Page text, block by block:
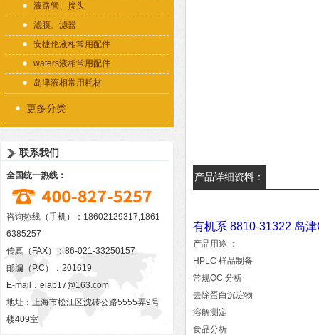
液路管、接头
滤膜、滤器
安捷伦液相常用配件
waters液相常用配件
岛津液相常用耗材
更多分类
联系我们
全国统一热线：
咨询热线（手机）：18602129317,1861
6385257
传真（FAX）：86-021-33250157
邮编（P.C）：201619
E-mail： elab17@163.com
地址：上海市松江区沈砖公路5555弄9号
楼409室
产品详细资料：
有机系 8810-31322 岛
产品用途 ：
HPLC 样品制备
常规QC 分析
去除蛋白沉淀物
溶解测定
食品分析